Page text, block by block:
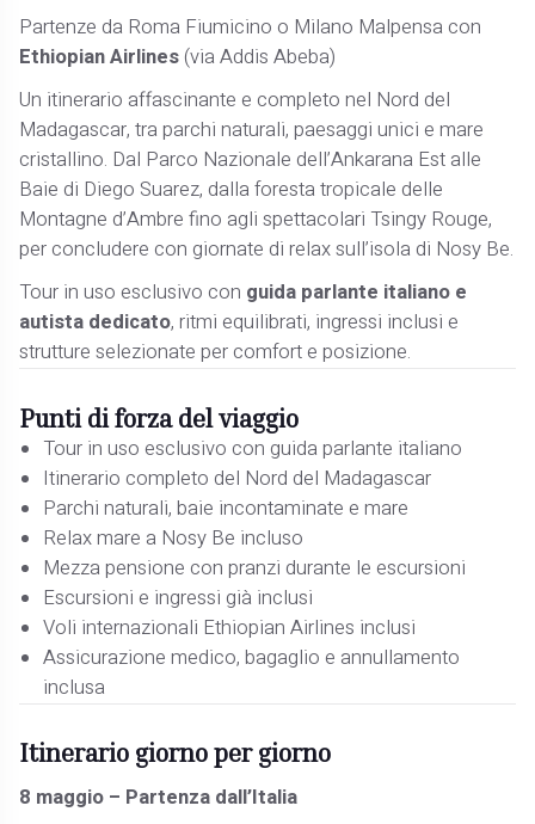
Partenze da Roma Fiumicino o Milano Malpensa con
Ethiopian Airlines (via Addis Abeba)
Un itinerario affascinante e completo nel Nord del
Madagascar, tra parchi naturali, paesaggi unici e mare
cristallino. Dal Parco Nazionale dell’Ankarana Est alle
Baie di Diego Suarez, dalla foresta tropicale delle
Montagne d’Ambre fino agli spettacolari Tsingy Rouge,
per concludere con giornate di relax sull’isola di Nosy Be.
Tour in uso esclusivo con guida parlante italiano e
autista dedicato, ritmi equilibrati, ingressi inclusi e
strutture selezionate per comfort e posizione.
Punti di forza del viaggio
Tour in uso esclusivo con guida parlante italiano
Itinerario completo del Nord del Madagascar
Parchi naturali, baie incontaminate e mare
Relax mare a Nosy Be incluso
Mezza pensione con pranzi durante le escursioni
Escursioni e ingressi già inclusi
Voli internazionali Ethiopian Airlines inclusi
Assicurazione medico, bagaglio e annullamento
inclusa
Itinerario giorno per giorno
8 maggio – Partenza dall’Italia